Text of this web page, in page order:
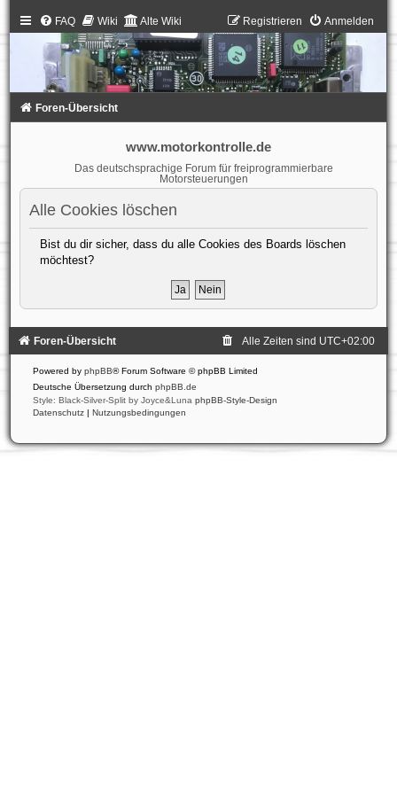
FAQ Wiki Alte Wiki Anmelden
Registrieren
Foren-Übersicht
www.motorkontrolle.de
Das deutschsprachige Forum für freiprogrammierbare
Motorsteuerungen
Alle Cookies löschen
Bist du dir sicher, dass du alle Cookies des Boards löschen
möchtest?
Foren-Übersicht Alle Zeiten sind UTC+02:00
Powered by phpBB® Forum Software © phpBB Limited
Deutsche Übersetzung durch phpBB.de
Style: Black-Silver-Split by Joyce&Luna phpBB-Style-Design
Datenschutz | Nutzungsbedingungen